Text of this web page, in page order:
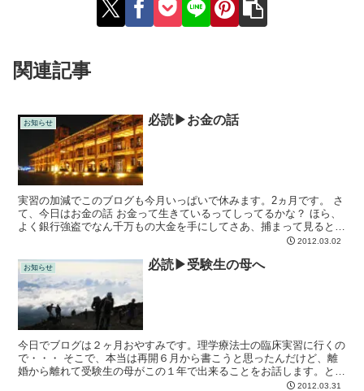
関連記事
お知らせ 必読▶お金の話
実習の加減でこのブログも今月いっぱいで休みます。2ヵ月です。 さ
て、今日はお金の話 お金って生きているってしってるかな？ ほら、
よく銀行強盗でなん千万もの大金を手にしてさあ、捕まって見ると跡
2012.03.02
お知らせ 必読▶受験生の母へ
今日でブログは２ヶ月おやすみです。理学療法士の臨床実習に行くの
で・・・ そこで、本当は再開６月から書こうと思ったんだけど、離
婚から離れて受験生の母がこの１年で出来ることをお話します。とい
うのがこれからやる準備は、深層心理に定着するのに３ヶ月...2012.03.31